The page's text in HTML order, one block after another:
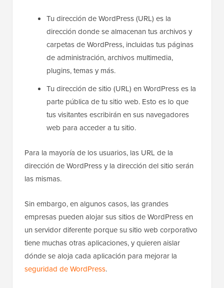
Tu dirección de WordPress (URL) es la
dirección donde se almacenan tus archivos y
carpetas de WordPress, incluidas tus páginas
de administración, archivos multimedia,
plugins, temas y más.
Tu dirección de sitio (URL) en WordPress es la
parte pública de tu sitio web. Esto es lo que
tus visitantes escribirán en sus navegadores
web para acceder a tu sitio.
Para la mayoría de los usuarios, las URL de la
dirección de WordPress y la dirección del sitio serán
las mismas.
Sin embargo, en algunos casos, las grandes
empresas pueden alojar sus sitios de WordPress en
un servidor diferente porque su sitio web corporativo
tiene muchas otras aplicaciones, y quieren aislar
dónde se aloja cada aplicación para mejorar la
seguridad de WordPress.